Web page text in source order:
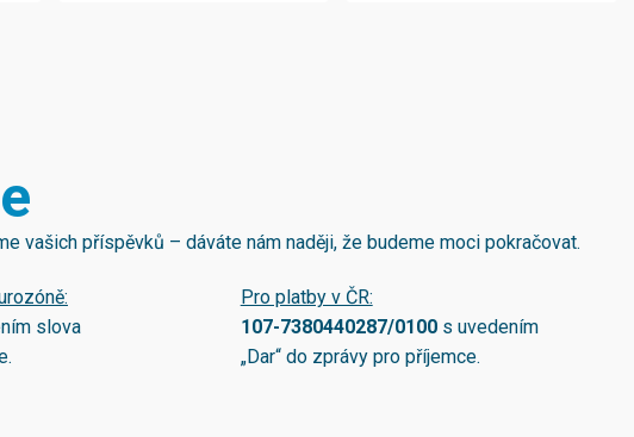
vašich příspěvků – dáváte nám naději, že budeme moci pokračovat.
slova
Pro platby v ČR:
107-7380440287/0100s uvedením
„Dar“ do zprávy pro příjemce.